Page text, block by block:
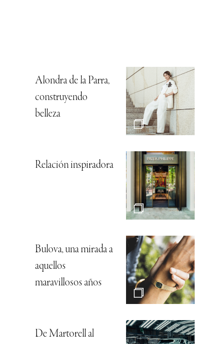
Alondra de la Parra,
construyendo
belleza
Relación inspiradora
Bulova, una mirada a
aquellos
maravillosos años
De Martorell al